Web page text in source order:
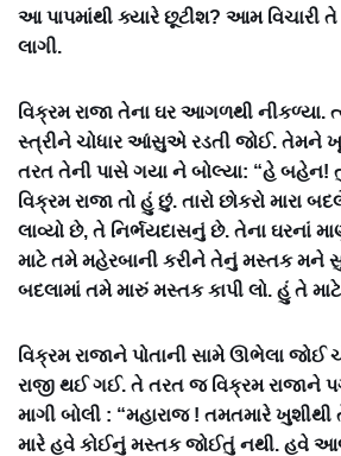
આ પાપમાંથી ક્યારે છૂટીશ? આમ વિચારી
લાગી.
વિક્રમ રાજા તેના ઘર આગળથી નીકળ્યા.
સ્ત્રીને ચોધાર આંસુએ રડતી જોઈ.
તરત તેની પાસે ગયા ને બોલ્યા: “હે
વિક્રમ રાજા તો હું છું. તારો છોકરો મારા
લાવ્યો છે, તે નિર્ભયદાસનું છે. તેના ઘરનાં
માટે તમે મહેરબાની કરીને તેનું મસ્તક મને
બદલામાં તમે મારું મસ્તક કાપી લો. હું તે
વિક્રમ રાજાને પોતાની સામે ઊભેલા જોઈ
રાજી થઈ ગઈ. તે તરત જ વિક્રમ રાજાને
માગી બોલી : “મહારાજ ! તમતમારે
મારે હવે કોઈનું મસ્તક જોઈતું નથી. હવે